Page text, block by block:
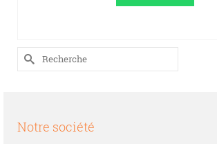
Rechercher :
Notre société